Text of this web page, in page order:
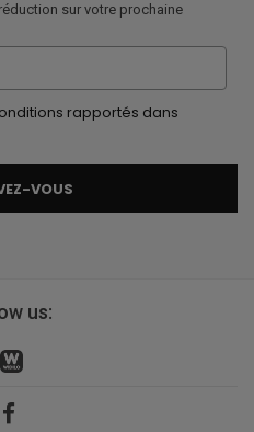
sur votre prochaine
rapportés dans
VOUS
us: